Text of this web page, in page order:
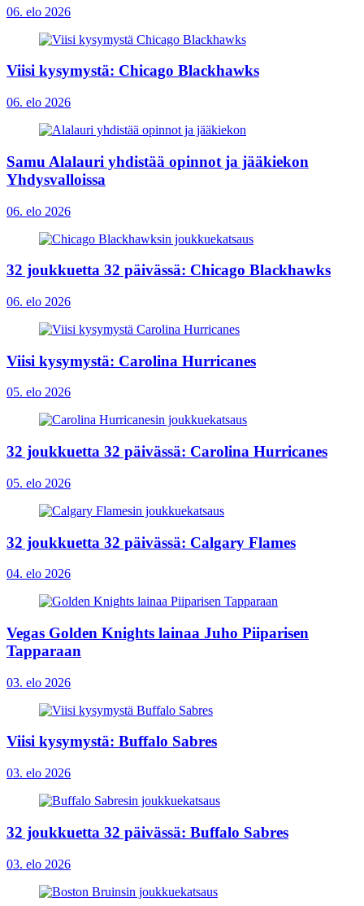
06. elo 2026
Viisi kysymystä: Chicago Blackhawks
06. elo 2026
Samu Alalauri yhdistää opinnot ja jääkiekon
Yhdysvalloissa
06. elo 2026
32 joukkuetta 32 päivässä: Chicago Blackhawks
06. elo 2026
Viisi kysymystä: Carolina Hurricanes
05. elo 2026
32 joukkuetta 32 päivässä: Carolina Hurricanes
05. elo 2026
32 joukkuetta 32 päivässä: Calgary Flames
04. elo 2026
Vegas Golden Knights lainaa Juho Piiparisen
Tapparaan
03. elo 2026
Viisi kysymystä: Buffalo Sabres
03. elo 2026
32 joukkuetta 32 päivässä: Buffalo Sabres
03. elo 2026